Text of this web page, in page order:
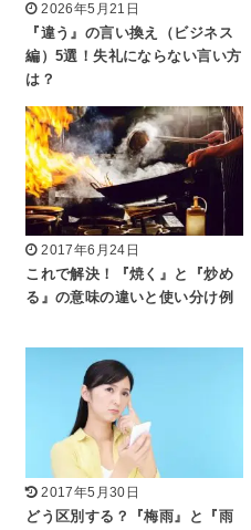
2026年5月21日
『違う』の言い換え（ビジネス
編）5選！失礼にならない言い方
は？
2017年6月24日
これで解決！『焼く』と『炒め
る』の意味の違いと使い分け例
2017年5月30日
どう区別する？『梅雨』と『雨